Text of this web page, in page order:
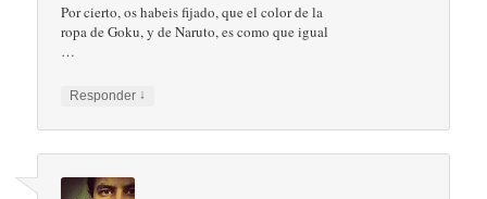
Por cierto, os habeis fijado, que el color de la
ropa de Goku, y de Naruto, es como que igual
…
Responder ↓